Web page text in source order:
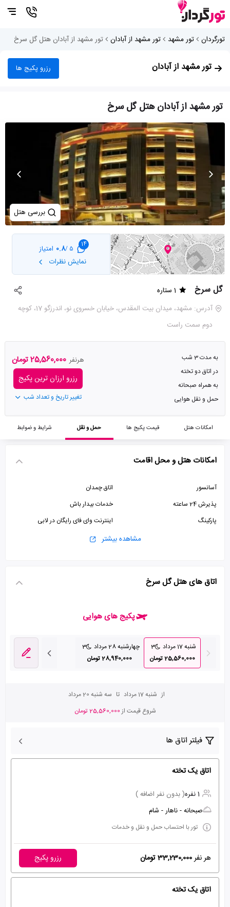
تورگردان تور مشهد تور مشهد از آبادان تور مشهد از آبادان هتل گل سرخ
تور مشهد از آبادان رزرو پکیج ها
تور مشهد از آبادان هتل گل سرخ
بررسی هتل
14
5 /
0.8 امتیاز
نمایش نظرات
گل سرخ
1 ستاره
آدرس: مشهد، میدان بیت المقدس، خیابان خسروی نو، اندرزگو 17، کوچه
دوم سمت راست
به مدت 3 شب
در اتاق دو تخته
به همراه صبحانه
حمل و نقل هوایی
هرنفر 25,560,000 تومان
رزرو ارزان ترین پکیج
تغییر تاریخ و تعداد شب
امکانات هتل قیمت پکیج ها حمل و نقل شرایط و ضوابط
امکانات هتل و محل اقامت
آسانسور
اتاق چمدان
پذیرش 24 ساعته
خدمات بیدار باش
پارکینگ
اینترنت وای فای رایگان در لابی
مشاهده بیشتر
اتاق های هتل گل سرخ
پکیج های هوایی
شنبه 17 مرداد
3
25,560,000 تومان
چهارشنبه 28 مرداد
3
28,940,000 تومان
از شنبه 17 مرداد تا سه شنبه 20 مرداد
شروع قیمت از25,560,000 تومان
فیلتر اتاق ها
اتاق یک تخته
1 نفره
( بدون نفر اضافه )
صبحانه - ناهار - شام
تور با احتساب حمل و نقل و خدمات
هر نفر33,230,000 تومان رزرو پکیج
اتاق یک تخته